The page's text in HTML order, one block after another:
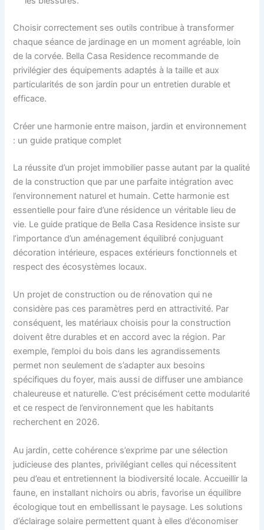
Choisir correctement ses outils contribue à transformer
chaque séance de jardinage en un moment agréable, loin
de la corvée. Bella Casa Residence recommande de
privilégier des équipements adaptés à la taille et aux
particularités de son jardin pour un entretien durable et
efficace.
Créer une harmonie entre maison, jardin et environnement
: un guide pratique complet
La réussite d’un projet immobilier passe autant par la qualité
de la construction que par une parfaite intégration avec
l’environnement naturel et humain. Cette harmonie est
essentielle pour faire d’une résidence un véritable lieu de
vie. Le guide pratique de Bella Casa Residence insiste sur
l’importance d’un aménagement équilibré conjuguant
décoration intérieure, espaces extérieurs fonctionnels et
respect des écosystèmes locaux.
Un projet de construction ou de rénovation qui ne
considère pas ces paramètres perd en attractivité. Par
conséquent, les matériaux choisis pour la construction
doivent être durables et en accord avec la région. Par
exemple, l’emploi du bois dans les agrandissements
permet non seulement de s’adapter aux besoins
spécifiques du foyer, mais aussi de diffuser une ambiance
chaleureuse et naturelle. C’est précisément cette modularité
et ce respect de l’environnement que les habitants
recherchent en 2026.
Au jardin, cette cohérence s’exprime par une sélection
judicieuse des plantes, privilégiant celles qui nécessitent
peu d’eau et entretiennent la biodiversité locale. Accueillir la
faune, en installant nichoirs ou abris, favorise un équilibre
écologique tout en embellissant le paysage. Les solutions
d’éclairage solaire permettent quant à elles d’économiser